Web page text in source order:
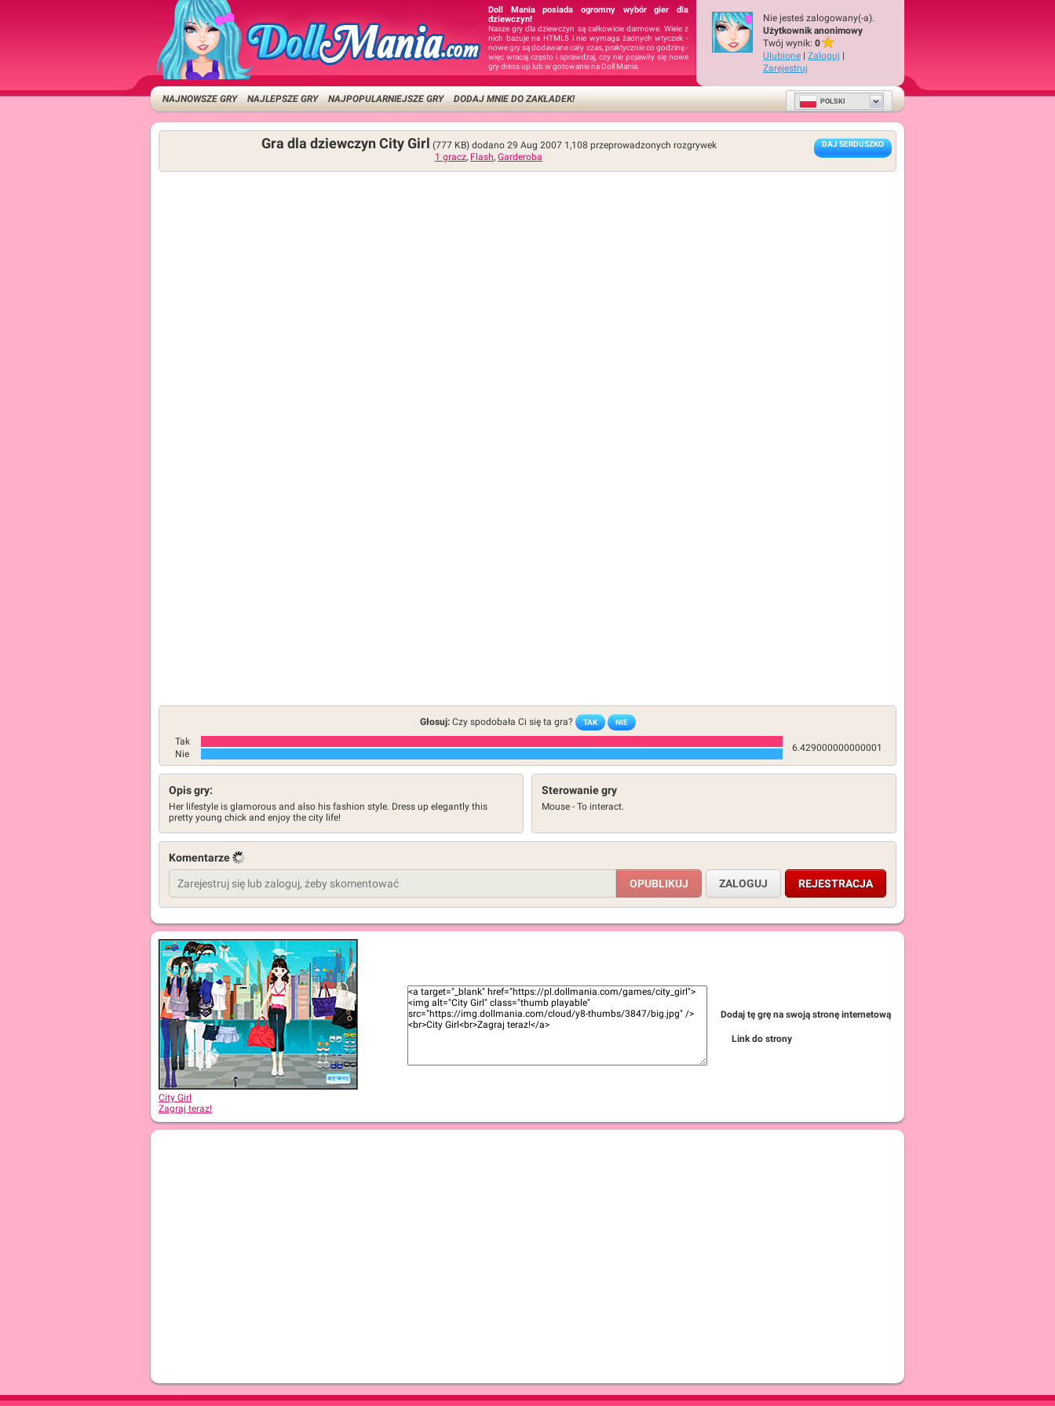
Doll Mania posiada ogromny wybór gier dla
dziewczyn!
Nasze gry dla dziewczyn są całkowicie darmowe. Wiele z
nich bazuje na HTML5 i nie wymaga żadnych wtyczek -
nowe gry są dodawane cały czas, praktycznie co godzinę -
więc wracaj często i sprawdzaj, czy nie pojawiły się nowe
gry dress up lub w gotowanie na Doll Mania.
Nie jesteś zalogowany(-a).
Użytkownik anonimowy
Twój wynik: 0
Ulubione | Zaloguj |
Zarejestruj
NAJNOWSZE GRY NAJLEPSZE GRY NAJPOPULARNIEJSZE GRY DODAJ MNIE DO ZAKŁADEK! POLSKI
DAJ SERDUSZKO
Gra dla dziewczyn City Girl (777 KB) dodano 29 Aug 2007 1,108 przeprowadzonych rozgrywek
1 gracz, Flash, Garderoba
Głosuj:Czy spodobała Ci się ta gra? TAK NIE
Tak
6.429000000000001
Nie
Opis gry:
Her lifestyle is glamorous and also his fashion style. Dress up elegantly this
pretty young chick and enjoy the city life!
Sterowanie gry
Mouse - To interact.
Komentarze
ZALOGUJ REJESTRACJA
City Girl
Zagraj teraz!
Dodaj tę grę na swoją stronę internetową
Link do strony